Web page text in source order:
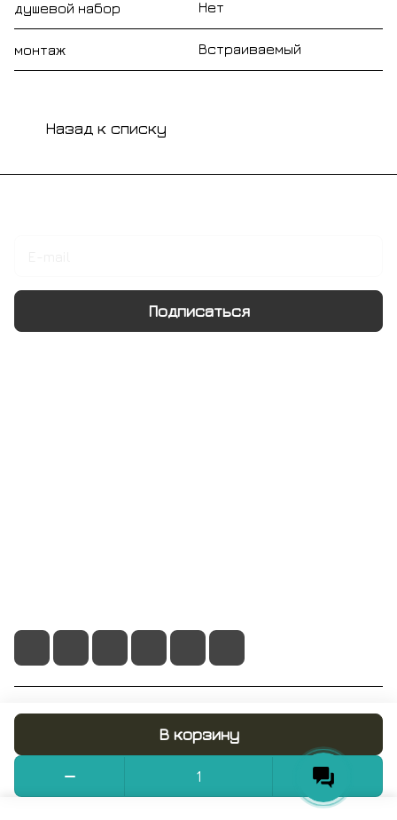
В корзину
душевой набор Нет
монтаж Встраиваемый
Назад к списку
Подписаться
© 2026 RUMIX.SHOP
Конфиденциальность